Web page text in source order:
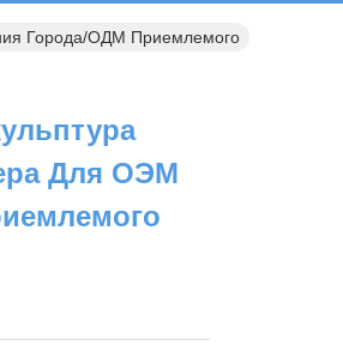
Города/ОДМ Приемлемого
Для ОЭМ